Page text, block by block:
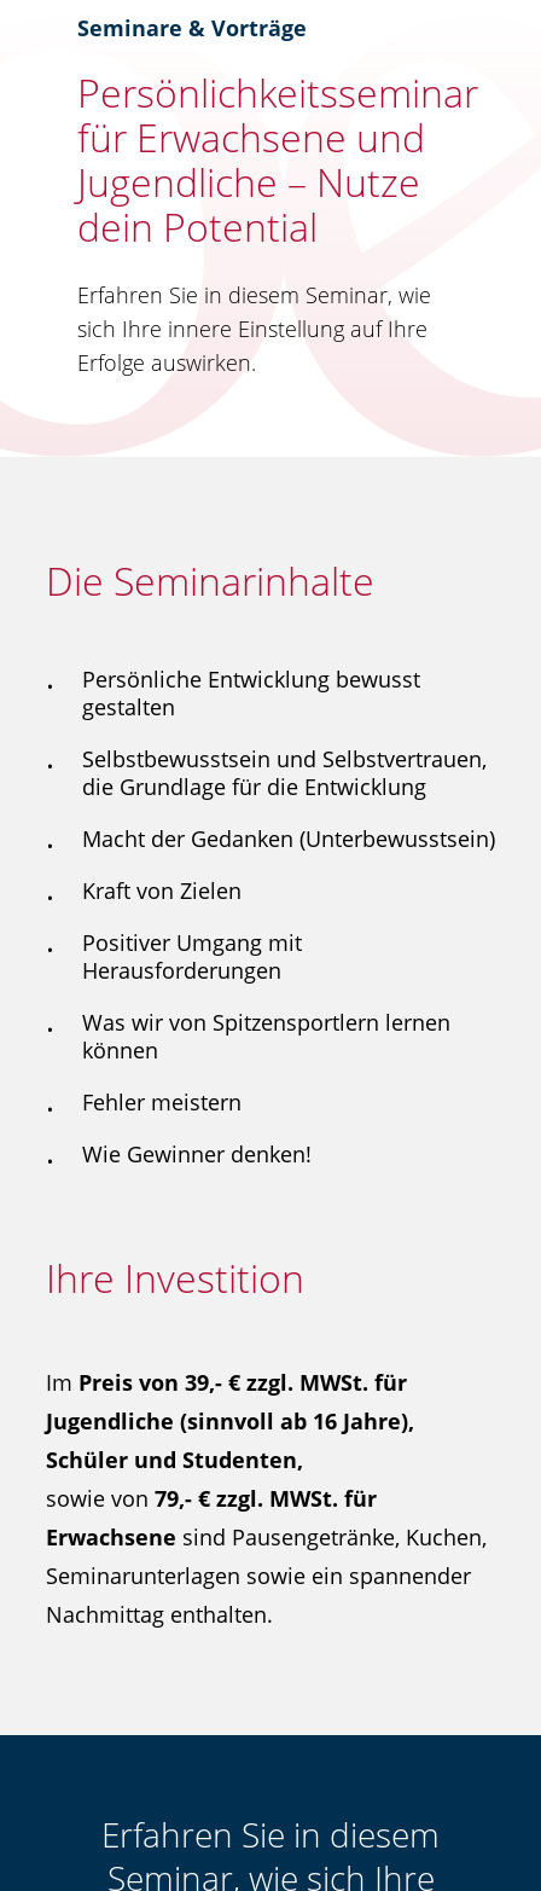
Seminare & Vorträge
Persönlichkeitsseminar
für Erwachsene und
Jugendliche – Nutze
dein Potential
Erfahren Sie in diesem Seminar, wie
sich Ihre innere Einstellung auf Ihre
Erfolge auswirken.
Die Seminarinhalte
Persönliche Entwicklung bewusst
gestalten
Selbstbewusstsein und Selbstvertrauen,
die Grundlage für die Entwicklung
Macht der Gedanken (Unterbewusstsein)
Kraft von Zielen
Positiver Umgang mit
Herausforderungen
Was wir von Spitzensportlern lernen
können
Fehler meistern
Wie Gewinner denken!
Ihre Investition
Im Preis von 39,- € zzgl. MWSt. für
Jugendliche (sinnvoll ab 16 Jahre),
Schüler und Studenten,
sowie von 79,- € zzgl. MWSt. für
Erwachsene sind Pausengetränke, Kuchen,
Seminarunterlagen sowie ein spannender
Nachmittag enthalten.
Erfahren Sie in diesem
Seminar, wie sich Ihre